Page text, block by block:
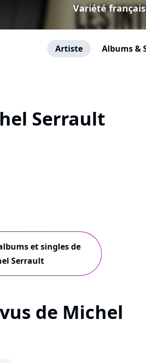
Variété
Artiste Albums &
Serrault
et singles de
Serrault
de Michel